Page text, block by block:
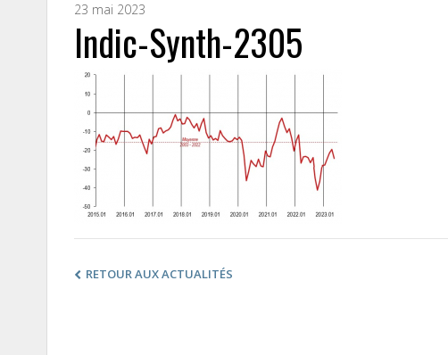
23 mai 2023
Indic-Synth-2305
RETOUR AUX ACTUALITÉS